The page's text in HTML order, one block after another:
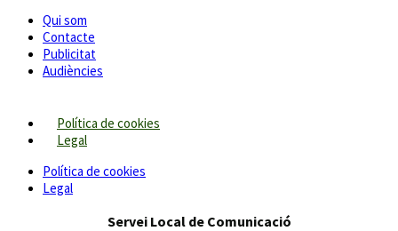
Qui som
Contacte
Publicitat
Audiències
Política de cookies
Legal
Política de cookies
Legal
Servei Local de Comunicació